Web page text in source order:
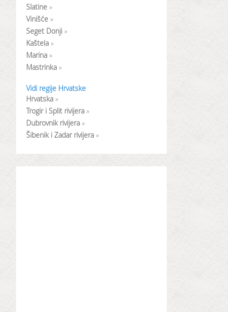
Slatine »
Vinišće »
Seget Donji »
Kaštela »
Marina »
Mastrinka »
Vidi regije Hrvatske
Hrvatska »
Trogir i Split rivijera »
Dubrovnik rivijera »
Šibenik i Zadar rivijera »